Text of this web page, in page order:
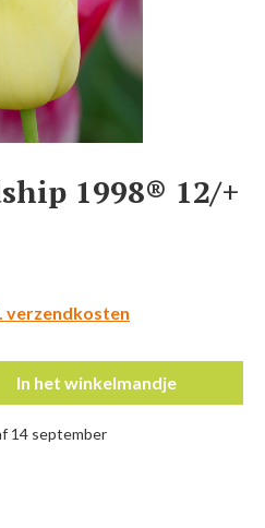
1998® 12/+
verzendkosten
14 september
Voer de gewenste
In het winkelmandje